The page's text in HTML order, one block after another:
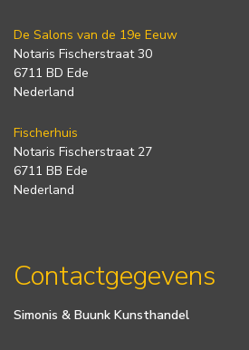
De Salons van de 19e Eeuw
Notaris Fischerstraat 30
6711 BD Ede
Nederland
Fischerhuis
Notaris Fischerstraat 27
6711 BB Ede
Nederland
Contactgegevens
Simonis & Buunk Kunsthandel